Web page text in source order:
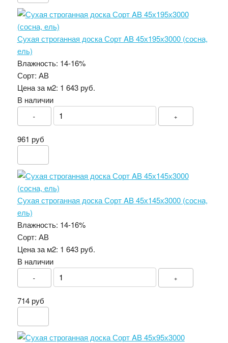
Сухая строганная доска Сорт AB 45х195х3000 (сосна,
ель)
Влажность: 14-16%
Сорт: АВ
Цена за м2: 1 643 руб.
В наличии
- +
961 руб
Сухая строганная доска Сорт AB 45х145х3000 (сосна,
ель)
Влажность: 14-16%
Сорт: АВ
Цена за м2: 1 643 руб.
В наличии
- +
714 руб